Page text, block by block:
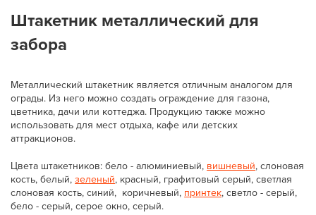
Штакетник металлический для
забора
Металлический штакетник является отличным аналогом для
ограды. Из него можно создать ограждение для газона,
цветника, дачи или коттеджа. Продукцию также можно
использовать для мест отдыха, кафе или детских
аттракционов.
Цвета штакетников: бело - алюминиевый, вишневый, слоновая
кость, белый,зеленый, красный, графитовый серый, светлая
слоновая кость, синий, коричневый, принтек, светло - серый,
бело - серый, серое окно, серый.